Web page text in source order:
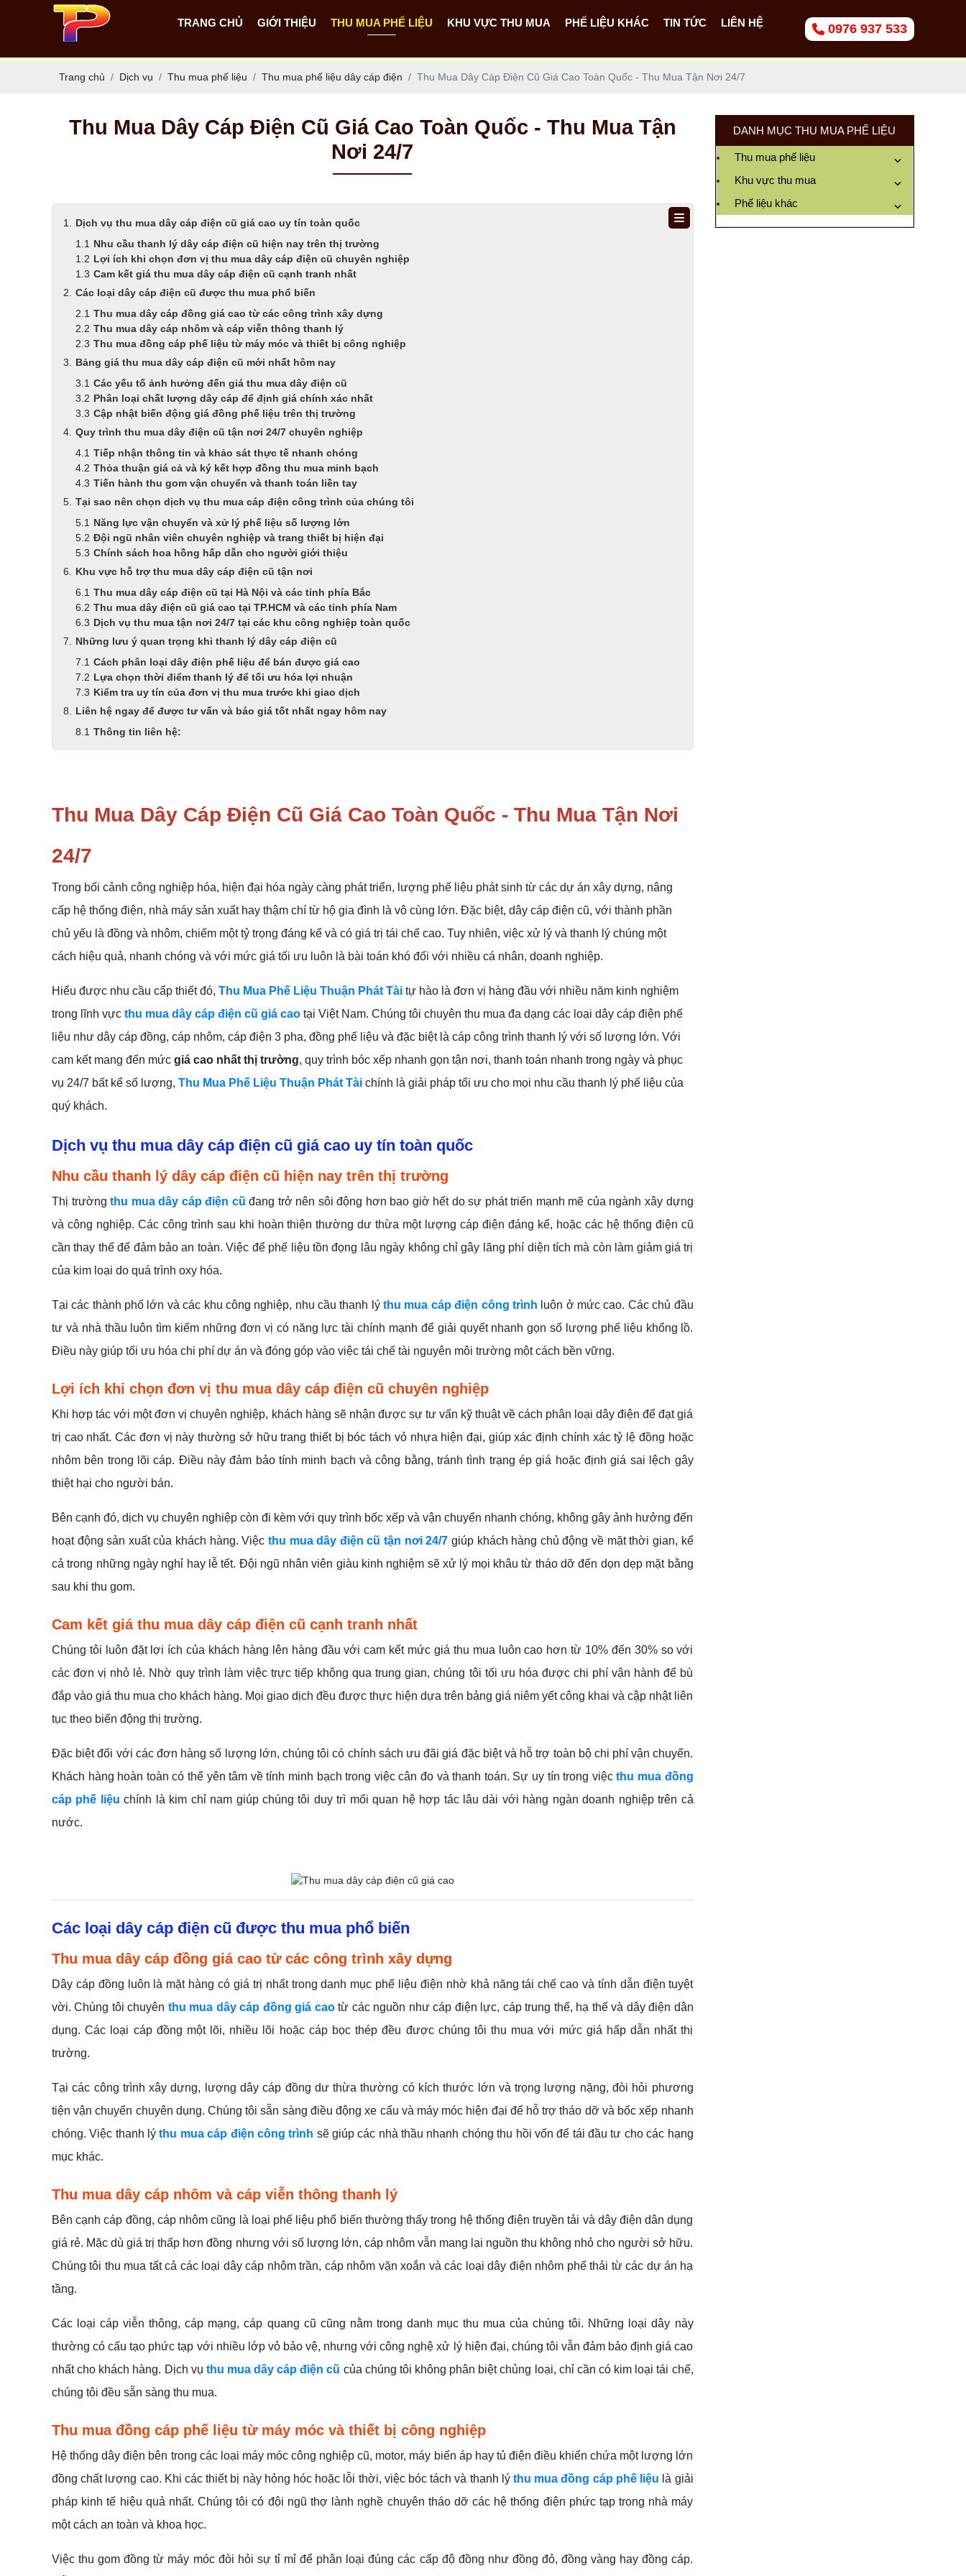
TRANG CHỦ GIỚI THIỆU THU MUA PHẾ LIỆU KHU VỰC THU MUA PHẾ LIỆU KHÁC TIN TỨC LIÊN HỆ 0976 937 533
Trang chủ Dịch vụ Thu mua phế liệu Thu mua phế liệu dây cáp điện Thu Mua Dây Cáp Điện Cũ Giá Cao Toàn Quốc - Thu Mua Tận Nơi 24/7
Thu Mua Dây Cáp Điện Cũ Giá Cao Toàn Quốc - Thu Mua Tận
Nơi 24/7
Dịch vụ thu mua dây cáp điện cũ giá cao uy tín toàn quốc
Nhu cầu thanh lý dây cáp điện cũ hiện nay trên thị trường
Lợi ích khi chọn đơn vị thu mua dây cáp điện cũ chuyên nghiệp
Cam kết giá thu mua dây cáp điện cũ cạnh tranh nhất
Các loại dây cáp điện cũ được thu mua phổ biến
Thu mua dây cáp đồng giá cao từ các công trình xây dựng
Thu mua dây cáp nhôm và cáp viễn thông thanh lý
Thu mua đồng cáp phế liệu từ máy móc và thiết bị công nghiệp
Bảng giá thu mua dây cáp điện cũ mới nhất hôm nay
Các yếu tố ảnh hưởng đến giá thu mua dây điện cũ
Phân loại chất lượng dây cáp để định giá chính xác nhất
Cập nhật biến động giá đồng phế liệu trên thị trường
Quy trình thu mua dây điện cũ tận nơi 24/7 chuyên nghiệp
Tiếp nhận thông tin và khảo sát thực tế nhanh chóng
Thỏa thuận giá cả và ký kết hợp đồng thu mua minh bạch
Tiến hành thu gom vận chuyển và thanh toán liền tay
Tại sao nên chọn dịch vụ thu mua cáp điện công trình của chúng tôi
Năng lực vận chuyển và xử lý phế liệu số lượng lớn
Đội ngũ nhân viên chuyên nghiệp và trang thiết bị hiện đại
Chính sách hoa hồng hấp dẫn cho người giới thiệu
Khu vực hỗ trợ thu mua dây cáp điện cũ tận nơi
Thu mua dây cáp điện cũ tại Hà Nội và các tỉnh phía Bắc
Thu mua dây điện cũ giá cao tại TP.HCM và các tỉnh phía Nam
Dịch vụ thu mua tận nơi 24/7 tại các khu công nghiệp toàn quốc
Những lưu ý quan trọng khi thanh lý dây cáp điện cũ
Cách phân loại dây điện phế liệu để bán được giá cao
Lựa chọn thời điểm thanh lý để tối ưu hóa lợi nhuận
Kiểm tra uy tín của đơn vị thu mua trước khi giao dịch
Liên hệ ngay để được tư vấn và báo giá tốt nhất ngay hôm nay
Thông tin liên hệ:
Thu Mua Dây Cáp Điện Cũ Giá Cao Toàn Quốc - Thu Mua Tận Nơi
24/7
Trong bối cảnh công nghiệp hóa, hiện đại hóa ngày càng phát triển, lượng phế liệu phát sinh từ các dự án xây dựng, nâng
cấp hệ thống điện, nhà máy sản xuất hay thậm chí từ hộ gia đình là vô cùng lớn. Đặc biệt, dây cáp điện cũ, với thành phần
chủ yếu là đồng và nhôm, chiếm một tỷ trọng đáng kể và có giá trị tái chế cao. Tuy nhiên, việc xử lý và thanh lý chúng một
cách hiệu quả, nhanh chóng và với mức giá tối ưu luôn là bài toán khó đối với nhiều cá nhân, doanh nghiệp.
Hiểu được nhu cầu cấp thiết đó, Thu Mua Phế Liệu Thuận Phát Tài tự hào là đơn vị hàng đầu với nhiều năm kinh nghiệm
trong lĩnh vực thu mua dây cáp điện cũ giá cao tại Việt Nam. Chúng tôi chuyên thu mua đa dạng các loại dây cáp điện phế
liệu như dây cáp đồng, cáp nhôm, cáp điện 3 pha, đồng phế liệu và đặc biệt là cáp công trình thanh lý với số lượng lớn. Với
cam kết mang đến mức giá cao nhất thị trường, quy trình bóc xếp nhanh gọn tận nơi, thanh toán nhanh trong ngày và phục
vụ 24/7 bất kể số lượng, Thu Mua Phế Liệu Thuận Phát Tài chính là giải pháp tối ưu cho mọi nhu cầu thanh lý phế liệu của
quý khách.
Dịch vụ thu mua dây cáp điện cũ giá cao uy tín toàn quốc
Nhu cầu thanh lý dây cáp điện cũ hiện nay trên thị trường
Thị trườngthu mua dây cáp điện cũ đang trở nên sôi động hơn bao giờ hết do sự phát triển mạnh mẽ của ngành xây dựng
và công nghiệp. Các công trình sau khi hoàn thiện thường dư thừa một lượng cáp điện đáng kể, hoặc các hệ thống điện cũ
cần thay thế để đảm bảo an toàn. Việc để phế liệu tồn đọng lâu ngày không chỉ gây lãng phí diện tích mà còn làm giảm giá trị
của kim loại do quá trình oxy hóa.
Tại các thành phố lớn và các khu công nghiệp, nhu cầu thanh lýthu mua cáp điện công trình luôn ở mức cao. Các chủ đầu
tư và nhà thầu luôn tìm kiếm những đơn vị có năng lực tài chính mạnh để giải quyết nhanh gọn số lượng phế liệu khổng lồ.
Điều này giúp tối ưu hóa chi phí dự án và đóng góp vào việc tái chế tài nguyên môi trường một cách bền vững.
Lợi ích khi chọn đơn vị thu mua dây cáp điện cũ chuyên nghiệp
Khi hợp tác với một đơn vị chuyên nghiệp, khách hàng sẽ nhận được sự tư vấn kỹ thuật về cách phân loại dây điện để đạt giá
trị cao nhất. Các đơn vị này thường sở hữu trang thiết bị bóc tách vỏ nhựa hiện đại, giúp xác định chính xác tỷ lệ đồng hoặc
nhôm bên trong lõi cáp. Điều này đảm bảo tính minh bạch và công bằng, tránh tình trạng ép giá hoặc định giá sai lệch gây
thiệt hại cho người bán.
Bên cạnh đó, dịch vụ chuyên nghiệp còn đi kèm với quy trình bốc xếp và vận chuyển nhanh chóng, không gây ảnh hưởng đến
hoạt động sản xuất của khách hàng. Việc thu mua dây điện cũ tận nơi 24/7 giúp khách hàng chủ động về mặt thời gian, kể
cả trong những ngày nghỉ hay lễ tết. Đội ngũ nhân viên giàu kinh nghiệm sẽ xử lý mọi khâu từ tháo dỡ đến dọn dẹp mặt bằng
sau khi thu gom.
Cam kết giá thu mua dây cáp điện cũ cạnh tranh nhất
Chúng tôi luôn đặt lợi ích của khách hàng lên hàng đầu với cam kết mức giá thu mua luôn cao hơn từ 10% đến 30% so với
các đơn vị nhỏ lẻ. Nhờ quy trình làm việc trực tiếp không qua trung gian, chúng tôi tối ưu hóa được chi phí vận hành để bù
đắp vào giá thu mua cho khách hàng. Mọi giao dịch đều được thực hiện dựa trên bảng giá niêm yết công khai và cập nhật liên
tục theo biến động thị trường.
Đặc biệt đối với các đơn hàng số lượng lớn, chúng tôi có chính sách ưu đãi giá đặc biệt và hỗ trợ toàn bộ chi phí vận chuyển.
Khách hàng hoàn toàn có thể yên tâm về tính minh bạch trong việc cân đo và thanh toán. Sự uy tín trong việcthu mua đồng
cáp phế liệu chính là kim chỉ nam giúp chúng tôi duy trì mối quan hệ hợp tác lâu dài với hàng ngàn doanh nghiệp trên cả
nước.
Các loại dây cáp điện cũ được thu mua phổ biến
Thu mua dây cáp đồng giá cao từ các công trình xây dựng
Dây cáp đồng luôn là mặt hàng có giá trị nhất trong danh mục phế liệu điện nhờ khả năng tái chế cao và tính dẫn điện tuyệt
vời. Chúng tôi chuyên thu mua dây cáp đồng giá caotừ các nguồn như cáp điện lực, cáp trung thế, hạ thế và dây điện dân
dụng. Các loại cáp đồng một lõi, nhiều lõi hoặc cáp bọc thép đều được chúng tôi thu mua với mức giá hấp dẫn nhất thị
trường.
Tại các công trình xây dựng, lượng dây cáp đồng dư thừa thường có kích thước lớn và trọng lượng nặng, đòi hỏi phương
tiện vận chuyển chuyên dụng. Chúng tôi sẵn sàng điều động xe cẩu và máy móc hiện đại để hỗ trợ tháo dỡ và bốc xếp nhanh
chóng. Việc thanh lýthu mua cáp điện công trình sẽ giúp các nhà thầu nhanh chóng thu hồi vốn để tái đầu tư cho các hạng
mục khác.
Thu mua dây cáp nhôm và cáp viễn thông thanh lý
Bên cạnh cáp đồng, cáp nhôm cũng là loại phế liệu phổ biến thường thấy trong hệ thống điện truyền tải và dây điện dân dụng
giá rẻ. Mặc dù giá trị thấp hơn đồng nhưng với số lượng lớn, cáp nhôm vẫn mang lại nguồn thu không nhỏ cho người sở hữu.
Chúng tôi thu mua tất cả các loại dây cáp nhôm trần, cáp nhôm vặn xoắn và các loại dây điện nhôm phế thải từ các dự án hạ
tầng.
Các loại cáp viễn thông, cáp mạng, cáp quang cũ cũng nằm trong danh mục thu mua của chúng tôi. Những loại dây này
thường có cấu tạo phức tạp với nhiều lớp vỏ bảo vệ, nhưng với công nghệ xử lý hiện đại, chúng tôi vẫn đảm bảo định giá cao
nhất cho khách hàng. Dịch vụ thu mua dây cáp điện cũ của chúng tôi không phân biệt chủng loại, chỉ cần có kim loại tái chế,
chúng tôi đều sẵn sàng thu mua.
Thu mua đồng cáp phế liệu từ máy móc và thiết bị công nghiệp
Hệ thống dây điện bên trong các loại máy móc công nghiệp cũ, motor, máy biến áp hay tủ điện điều khiển chứa một lượng lớn
đồng chất lượng cao. Khi các thiết bị này hỏng hóc hoặc lỗi thời, việc bóc tách và thanh lýthu mua đồng cáp phế liệu là giải
pháp kinh tế hiệu quả nhất. Chúng tôi có đội ngũ thợ lành nghề chuyên tháo dỡ các hệ thống điện phức tạp trong nhà máy
một cách an toàn và khoa học.
Việc thu gom đồng từ máy móc đòi hỏi sự tỉ mỉ để phân loại đúng các cấp độ đồng như đồng đỏ, đồng vàng hay đồng cáp.
DANH MỤC THU MUA PHẾ LIỆU
Thu mua phế liệu
Khu vực thu mua
Phế liệu khác